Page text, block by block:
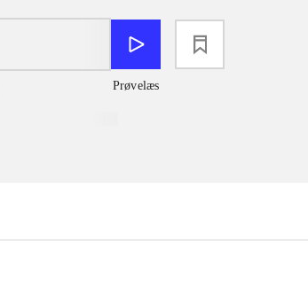
Prøvelæs